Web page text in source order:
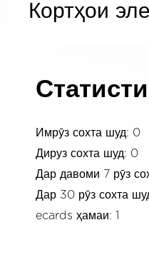
Кортҳои
Имрӯз сохта шуд: 0
Дируз сохта шуд: 0
Дар давоми 7 рӯз
Дар 30 рӯз сохта
ecards ҳамаи: 1